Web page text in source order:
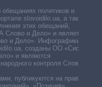
политиков и
slovoidilo.ua, а также
этих обещаний,
и Дело» и является
и Дело». Инфографики,
созданы ОО «Система
и являются
контроля Слово и
публикуются на правах